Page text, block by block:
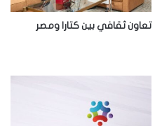
ت
ر
تعاون ثقافي بين كتارا ومصر